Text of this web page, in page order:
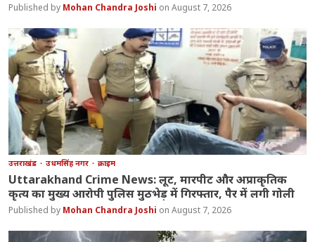
Mohan Chandra Joshi August 7, 2026
उत्तराखंड उधमसिंह नगर क्राइम
Uttarakhand Crime News: लूट, मारपीट और अप्राकृतिक
कृत्य का मुख्य आरोपी पुलिस मुठभेड़ में गिरफ्तार, पैर में लगी गोली
Mohan Chandra Joshi August 7, 2026